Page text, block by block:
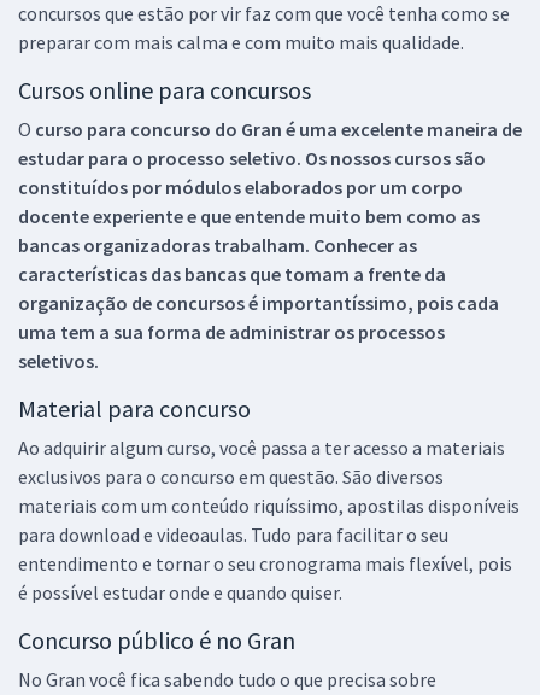
concursos que estão por vir faz com que você tenha como se
preparar com mais calma e com muito mais qualidade.
Cursos online para concursos
O curso para concurso do Gran é uma excelente maneira de
estudar para o processo seletivo. Os nossos cursos são
constituídos por módulos elaborados por um corpo
docente experiente e que entende muito bem como as
bancas organizadoras trabalham. Conhecer as
características das bancas que tomam a frente da
organização de concursos é importantíssimo, pois cada
uma tem a sua forma de administrar os processos
seletivos.
Material para concurso
Ao adquirir algum curso, você passa a ter acesso a materiais
exclusivos para o concurso em questão. São diversos
materiais com um conteúdo riquíssimo, apostilas disponíveis
para download e videoaulas. Tudo para facilitar o seu
entendimento e tornar o seu cronograma mais flexível, pois
é possível estudar onde e quando quiser.
Concurso público é no Gran
No Gran você fica sabendo tudo o que precisa sobre